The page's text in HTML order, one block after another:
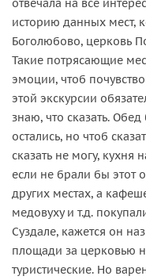
отвечала на все
историю данных мест,
Боголюбово, церковь
Такие потрясающие
эмоции, чтоб
этой экскурсии
знаю, что сказать.
остались, но чтоб
сказать не могу, кухня
если не брали бы этот
других местах, а
медовуху и т.д.
Суздале, кажется он
площади за церковью
туристические. Но